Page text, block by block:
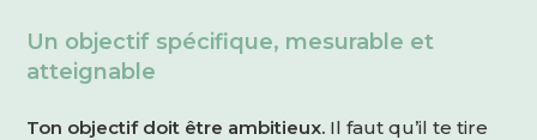
Un objectif spécifique, mesurable et
atteignable
Ton objectif doit être ambitieux. Il faut qu’il te tire